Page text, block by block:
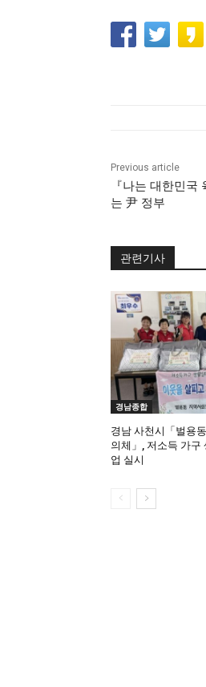
Previous article
『나는 대한민
는 尹 정부
관련기사
경남종합
경남 사천시「벌용
의체」, 저소득 가구
업 실시